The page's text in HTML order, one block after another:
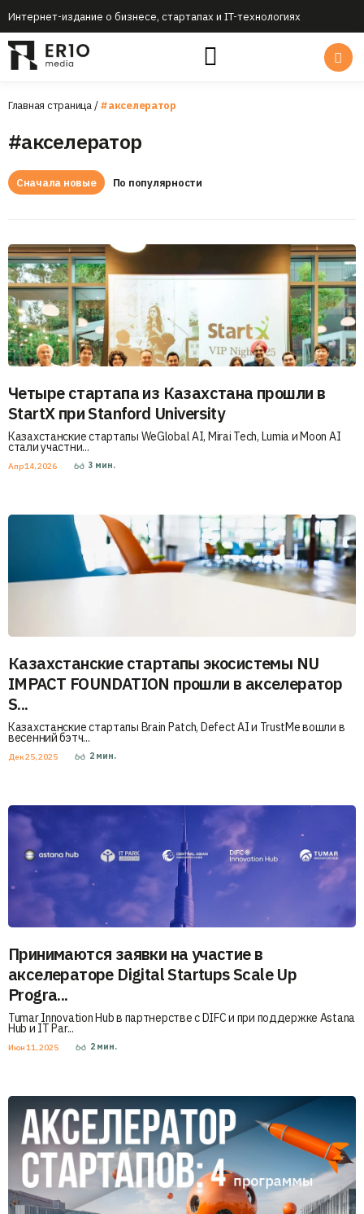
Интернет-издание о бизнесе, стартапах и IT-технологиях
Главная страница/#акселератор
#акселератор
Сначала новые По популярности
Четыре стартапа из Казахстана прошли в
StartX при Stanford University
Казахстанские стартапы WeGlobal AI, Mirai Tech, Lumia и Moon AI
стали участни...
Апр 14, 2026 3 мин.
Казахстанские стартапы экосистемы NU
IMPACT FOUNDATION прошли в акселератор
S...
Казахстанские стартапы Brain Patch, Defect AI и TrustMe вошли в
весенний бэтч...
Дек 25, 2025 2 мин.
Принимаются заявки на участие в
акселераторе Digital Startups Scale Up
Progra...
Tumar Innovation Hub в партнерстве с DIFC и при поддержке Astana
Hub и IT Par...
Июн 11, 2025 2 мин.